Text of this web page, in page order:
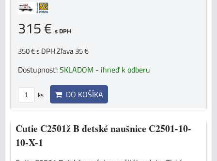
315 € s DPH
350 €s DPHZľava 35 €
Dostupnosť:SKLADOM - ihneď k odberu
ks DO KOŠÍKA
Cutie C2501ž B detské naušnice C2501-10-
10-X-1